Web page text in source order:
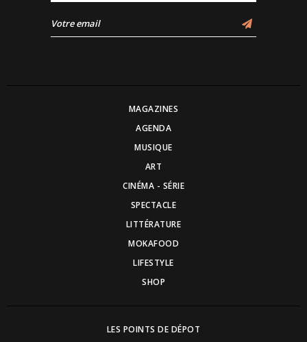
MAGAZINES
AGENDA
MUSIQUE
ART
CINÉMA - SÉRIE
SPECTACLE
LITTÉRATURE
MOKAFOOD
LIFESTYLE
SHOP
LES POINTS DE DÉPOT